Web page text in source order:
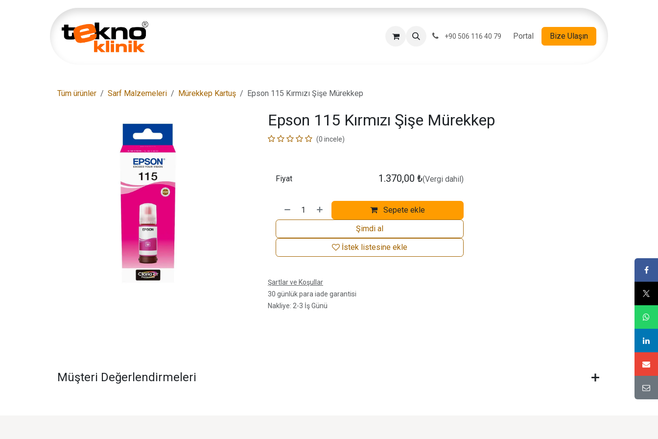
+90 506 116 40 79 Portal Bize Ulaşın
Tüm ürünler Sarf Malzemeleri Mürekkep Kartuş Epson 115 Kırmızı Şişe Mürekkep
Epson 115 Kırmızı Şişe Mürekkep
(0 incele)
Sepete ekle
Şimdi al
İstek listesine ekle
Fiyat 1.370,00 ₺(Vergi dahil)
Şartlar ve Koşullar
30 günlük para iade garantisi
Nakliye: 2-3 İş Günü
Müşteri Değerlendirmeleri